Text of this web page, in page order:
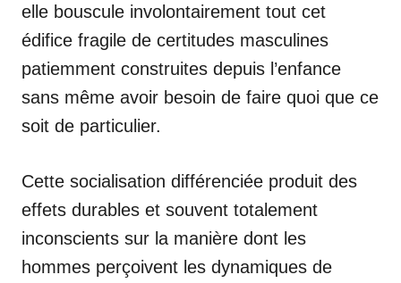
elle bouscule involontairement tout cet
édifice fragile de certitudes masculines
patiemment construites depuis l’enfance
sans même avoir besoin de faire quoi que ce
soit de particulier.
Cette socialisation différenciée produit des
effets durables et souvent totalement
inconscients sur la manière dont les
hommes perçoivent les dynamiques de